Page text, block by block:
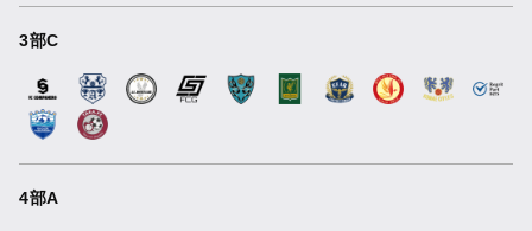
3部C
4部A